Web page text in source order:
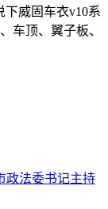
下威固车衣v10系
车顶、翼子板、